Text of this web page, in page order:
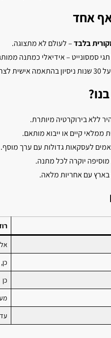
אחד
בלבד– לעולם לא מתצוגה.
סמסונייט – אידיאלי כמתנה
לצרכים שלכם.
ללא בירוקרטיה מיותרת.
ממלאי קיים או ייבוא מותאם.
לעסקאות גדולות עם ערך מוסף.
יוקרה לכל מתנה.
בארץ עם אחריות מלאה.
כן
מעל
עד 3 שבועות